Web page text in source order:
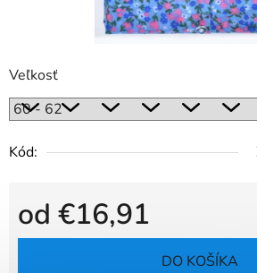
Veľkosť
Kód:
od €16,91
Jednotková cena:
DO KOŠÍKA